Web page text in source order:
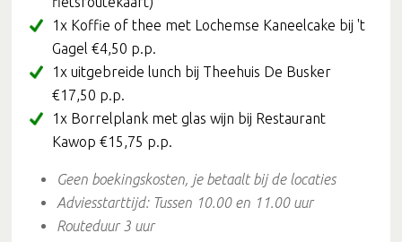
1x Koffie of thee met Lochemse Kaneelcake bij 't
Gagel €4,50 p.p.
1x uitgebreide lunch bij Theehuis De Busker
€17,50 p.p.
1x Borrelplank met glas wijn bij Restaurant
Kawop €15,75 p.p.
Geen boekingskosten, je betaalt bij de locaties
Adviesstarttijd: Tussen 10.00 en 11.00 uur
Routeduur 3 uur